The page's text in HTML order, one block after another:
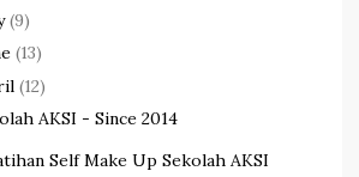
(9)
(13)
(12)
AKSI - Since 2014
Self Make Up Sekolah AKSI